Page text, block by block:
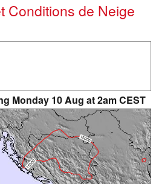
Conditions de Neige
Monday 10 Aug at 2am CEST